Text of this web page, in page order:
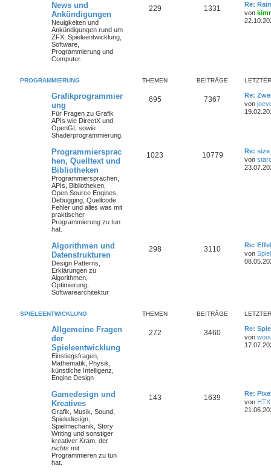
News und
Ankündigungen
Neuigkeiten und
Ankündigungen rund um
ZFX, Spieleentwicklung,
Software,
Programmierung und
Computer.
229 1331
Re:
von
PROGRAMMIERUNG THEMEN BEITRÄGE
Grafikprogrammier
ung
Für Fragen zu Grafik
APIs wie DirectX und
OpenGL sowie
Shaderprogrammierung.
695 7367
Re:
von
Programmiersprac
hen, Quelltext und
Bibliotheken
Programmiersprachen,
APIs, Bibliotheken,
Open Source Engines,
Debugging, Quellcode
Fehler und alles was mit
praktischer
Programmierung zu tun
hat.
1023 10779
Re:
von
Algorithmen und
Datenstrukturen
Design Patterns,
Erklärungen zu
Algorithmen,
Optimierung,
Softwarearchitektur
298 3110
Re:
von
SPIELEENTWICKLUNG THEMEN BEITRÄGE
Allgemeine Fragen
der
Spieleentwicklung
Einstiegsfragen,
Mathematik, Physik,
künstliche Intelligenz,
Engine Design
272 3460
Re:
von
Gamedesign und
Kreatives
Grafik, Musik, Sound,
Spieledesign,
Spielmechanik, Story
Writing und sonstiger
kreativer Kram, der
nichts mit
Programmieren zu tun
hat.
143 1639
Re:
von HTX